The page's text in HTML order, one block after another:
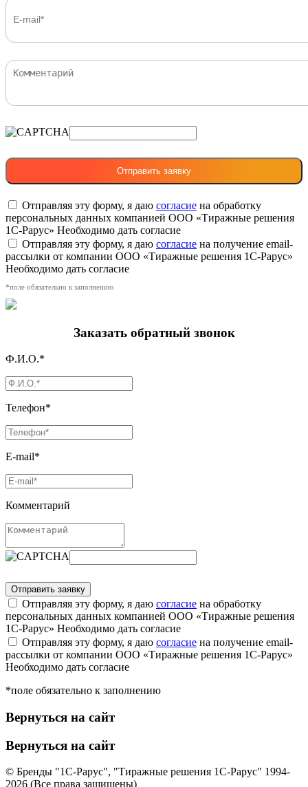
Отправляя эту форму, я даю согласие на обработку
персональных данных компанией ООО «Тиражные решения
1С-Рарус» Необходимо дать согласие
Отправляя эту форму, я даю согласие на получение email-
рассылки от компании ООО «Тиражные решения 1С-Рарус»
Необходимо дать согласие
*поле обязательно к заполнению
Заказать обратный звонок
Ф.И.О.*
Телефон*
E-mail*
Комментарий
Отправляя эту форму, я даю согласие на обработку
персональных данных компанией ООО «Тиражные решения
1С-Рарус» Необходимо дать согласие
Отправляя эту форму, я даю согласие на получение email-
рассылки от компании ООО «Тиражные решения 1С-Рарус»
Необходимо дать согласие
*поле обязательно к заполнению
Вернуться на сайт
Вернуться на сайт
© Бренды "1С-Рарус", "Тиражные решения 1С-Рарус" 1994-
2026 (Все права защищены)